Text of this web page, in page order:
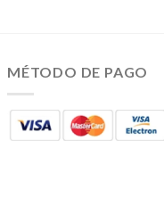
MÉTODO DE PAGO